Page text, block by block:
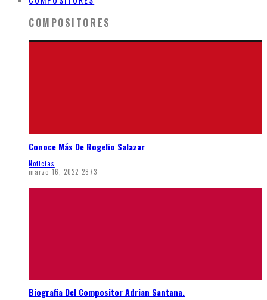
COMPOSITORES
Conoce Más De Rogelio Salazar
Noticias
marzo 16, 2022 2873
Biografia Del Compositor Adrian Santana.